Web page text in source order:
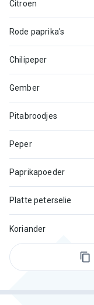
Citroen
Rode paprika's
Chilipeper
Gember
Pitabroodjes
Peper
Paprikapoeder
Platte peterselie
Koriander